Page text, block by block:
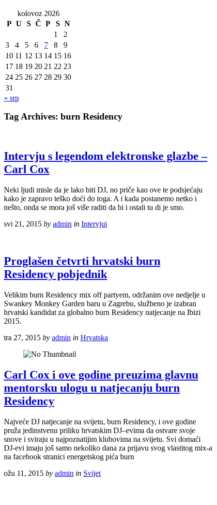
kolovoz 2026
P U S Č P S N
1
2
3
4 5 6 7 8
9
10 11 12 13 14 15 16
17 18 19 20 21 22 23
24 25 26 27 28 29 30
31
« srp
Tag Archives: burn Residency
Intervju s legendom elektronske glazbe –
Carl Cox
Neki ljudi misle da je lako biti DJ, no priče kao ove te podsjećaju
kako je zapravo teško doći do toga. A i kada postanemo netko i
nešto, onda se mora još više raditi da bi i ostali tu di je smo.
svi 21, 2015 by admin in Intervjui
Proglašen četvrti hrvatski burn
Residency pobjednik
Velikim burn Residency mix off partyem, održanim ove nedjelje u
Swankey Monkey Garden baru u Zagrebu, službeno je izabran
hrvatski kandidat za globalno burn Residency natjecanje na Ibizi
2015.
tra 27, 2015 by admin in Hrvatska
Carl Cox i ove godine preuzima glavnu
mentorsku ulogu u natjecanju burn
Residency
Najveće DJ natjecanje na svijetu, burn Residency, i ove godine
pruža jedinstvenu priliku hrvatskim DJ–evima da ostvare svoje
snove i sviraju u najpoznatijim klubovima na svijetu. Svi domaći
DJ-evi imaju još samo nekoliko dana za prijavu svog vlastitog mix-a
na facebook stranici energetskog pića burn
ožu 11, 2015 by admin in Svijet